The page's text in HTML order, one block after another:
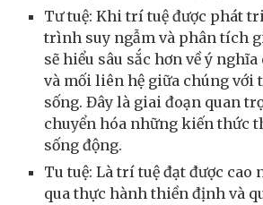
Tư tuệ: Khi trí tuệ được phát
trình suy ngẫm và phân tích
sẽ hiểu sâu sắc hơn về ý
và mối liên hệ giữa chúng với
sống. Đây là giai đoạn quan
chuyển hóa những kiến thức
sống động.
Tu tuệ: Là trí tuệ đạt được cao
qua thực hành thiền định và